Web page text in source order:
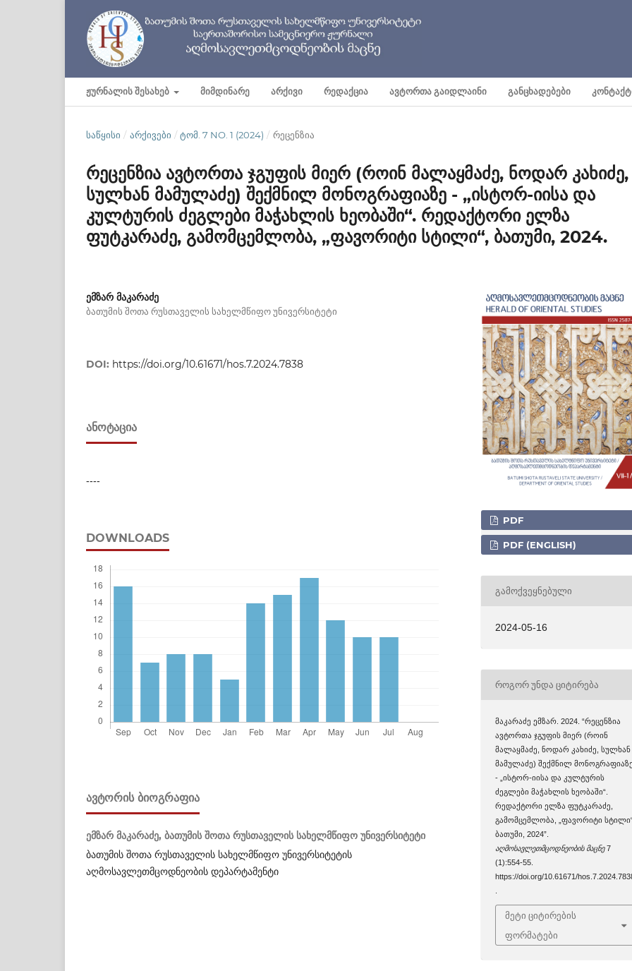
ᲟᲣᲠᲜᲐᲚᲘᲡ ᲨᲔᲡᲐᲮᲔᲑ ᲛᲘᲛᲓᲘᲜᲐᲠᲔ ᲐᲠᲥᲘᲕᲘ ᲠᲔᲓᲐᲥᲪᲘᲐ ᲐᲕᲢᲝᲠᲗᲐ ᲒᲐᲘᲓᲚᲐᲘᲜᲘ ᲒᲐᲜᲪᲮᲐᲓᲔᲑᲔᲑᲘ
ᲡᲐᲬᲧᲘᲡᲘ / ᲐᲠᲥᲘᲕᲔᲑᲘ / ᲢᲝᲛ. 7 NO. 1 (2024) / რეცენზია
რეცენზია ავტორთა ჯგუფის მიერ (როინ მალაყმაძე, ნოდარ კახიძე,
სულხან მამულაძე) შექმნილ მონოგრაფიაზე - „ისტორ-იისა და
კულტურის ძეგლები მაჭახლის ხეობაში“. რედაქტორი ელზა
ფუტკარაძე, გამომცემლობა, „ფავორიტი სტილი“, ბათუმი, 2024.
ემზარ მაკარაძე
ბათუმის შოთა რუსთაველის სახელმწიფო უნივერსიტეტი
DOI: https://doi.org/10.61671/hos.7.2024.7838
ᲐᲜᲝᲢᲐᲪᲘᲐ
----
DOWNLOADS
ᲐᲕᲢᲝᲠᲘᲡ ᲑᲘᲝᲒᲠᲐᲤᲘᲐ
ემზარ მაკარაძე, ბათუმის შოთა რუსთაველის სახელმწიფო უნივერსიტეტი
ბათუმის შოთა რუსთაველის სახელმწიფო უნივერსიტეტის
აღმოსავლეთმცოდნეობის დეპარტამენტი
PDF
PDF (ENGLISH)
ᲒᲐᲛᲝᲥᲕᲔᲧᲜᲔᲑᲣᲚᲘ
2024-05-16
ᲠᲝᲒᲝᲠ ᲣᲜᲓᲐ ᲪᲘᲢᲘᲠᲔᲑᲐ
მაკარაძე ემზარ. 2024. “რეცენზია
ავტორთა ჯგუფის მიერ (როინ
მალაყმაძე, ნოდარ კახიძე, სულხან
მამულაძე) შექმნილ
- „ისტორ-იისა და კულტურის
ძეგლები მაჭახლის ხეობაში“.
რედაქტორი ელზა ფუტკარაძე,
გამომცემლობა, „ფავორიტი
ბათუმი, 2024”.
აღმოსავლეთმცოდნეობის მაცნე7
(1):554-55.
https://doi.org/10.61671/
მეტი ციტირების
ფორმატები